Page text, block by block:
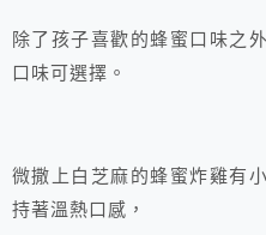
除了孩子喜歡的蜂蜜口味之
口味可選擇。
微撒上白芝麻的蜂蜜炸雞有
持著溫熱口感，